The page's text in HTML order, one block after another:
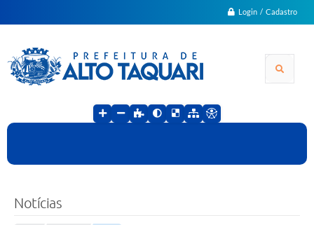
Login / Cadastro
Notícias